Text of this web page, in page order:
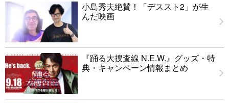
小島秀夫絶賛！「デススト2」が生
んだ映画
『踊る大捜査線 N.E.W.』グッズ・特
典・キャンペーン情報まとめ